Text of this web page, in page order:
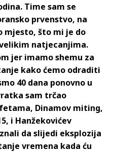
Time sam se
prvenstvo, na
mjesto, što mi je do
natjecanjima.
jer imamo shemu za
kako ćemo odraditi
40 dana ponovno u
sam trčao
Dinamov miting,
i Hanžekovićev
da slijedi eksplozija
vremena kada ću